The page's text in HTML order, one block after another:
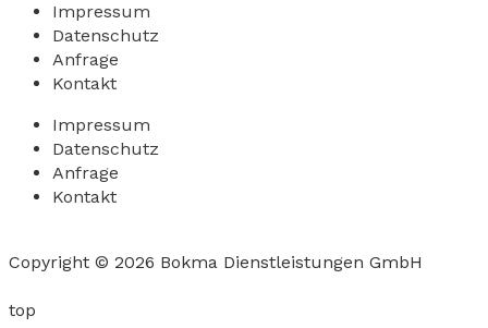
Impressum
Datenschutz
Anfrage
Kontakt
Impressum
Datenschutz
Anfrage
Kontakt
Copyright © 2026 Bokma Dienstleistungen GmbH
top